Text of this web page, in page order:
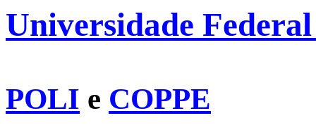
Universidade
POLI e COPPE